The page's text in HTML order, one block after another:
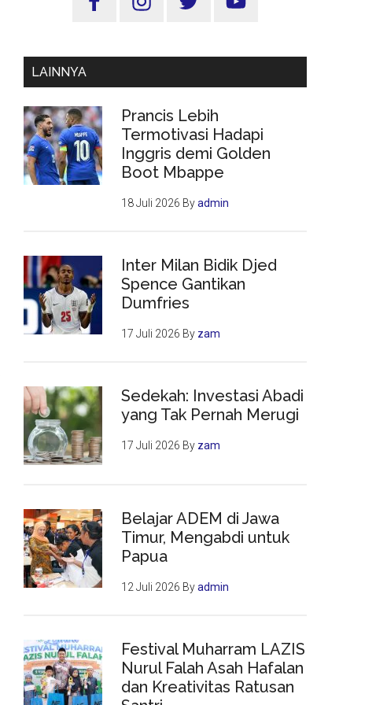
about
Menunjukkan
Tingkat
Kebugaran
Penjelasan
Ilmiahnya
Utama
LAINNYA
Prancis Lebih
Termotivasi Hadapi
Inggris demi Golden
Boot Mbappe
18 Juli 2026 Byadmin
Inter Milan Bidik Djed
Spence Gantikan
Dumfries
17 Juli 2026 By zam
Sedekah: Investasi Abadi
yang Tak Pernah Merugi
17 Juli 2026 By zam
Belajar ADEM di Jawa
Timur, Mengabdi untuk
Papua
12 Juli 2026 Byadmin
Festival Muharram LAZIS
Nurul Falah Asah Hafalan
dan Kreativitas Ratusan